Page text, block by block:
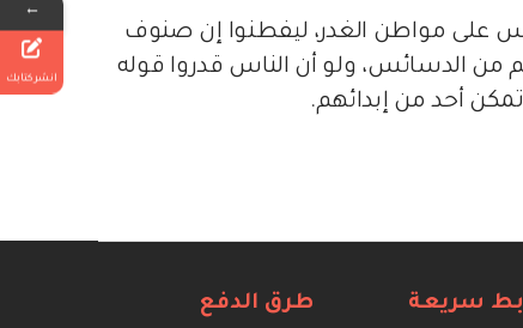
على مواطن الغدر، ليفطنوا إن صنوف
من الدسائس، ولو أن الناس قدروا قوله
تمكن أحد من إبدائهم.
سريعة طرق الدفع
←
انشر كتابك